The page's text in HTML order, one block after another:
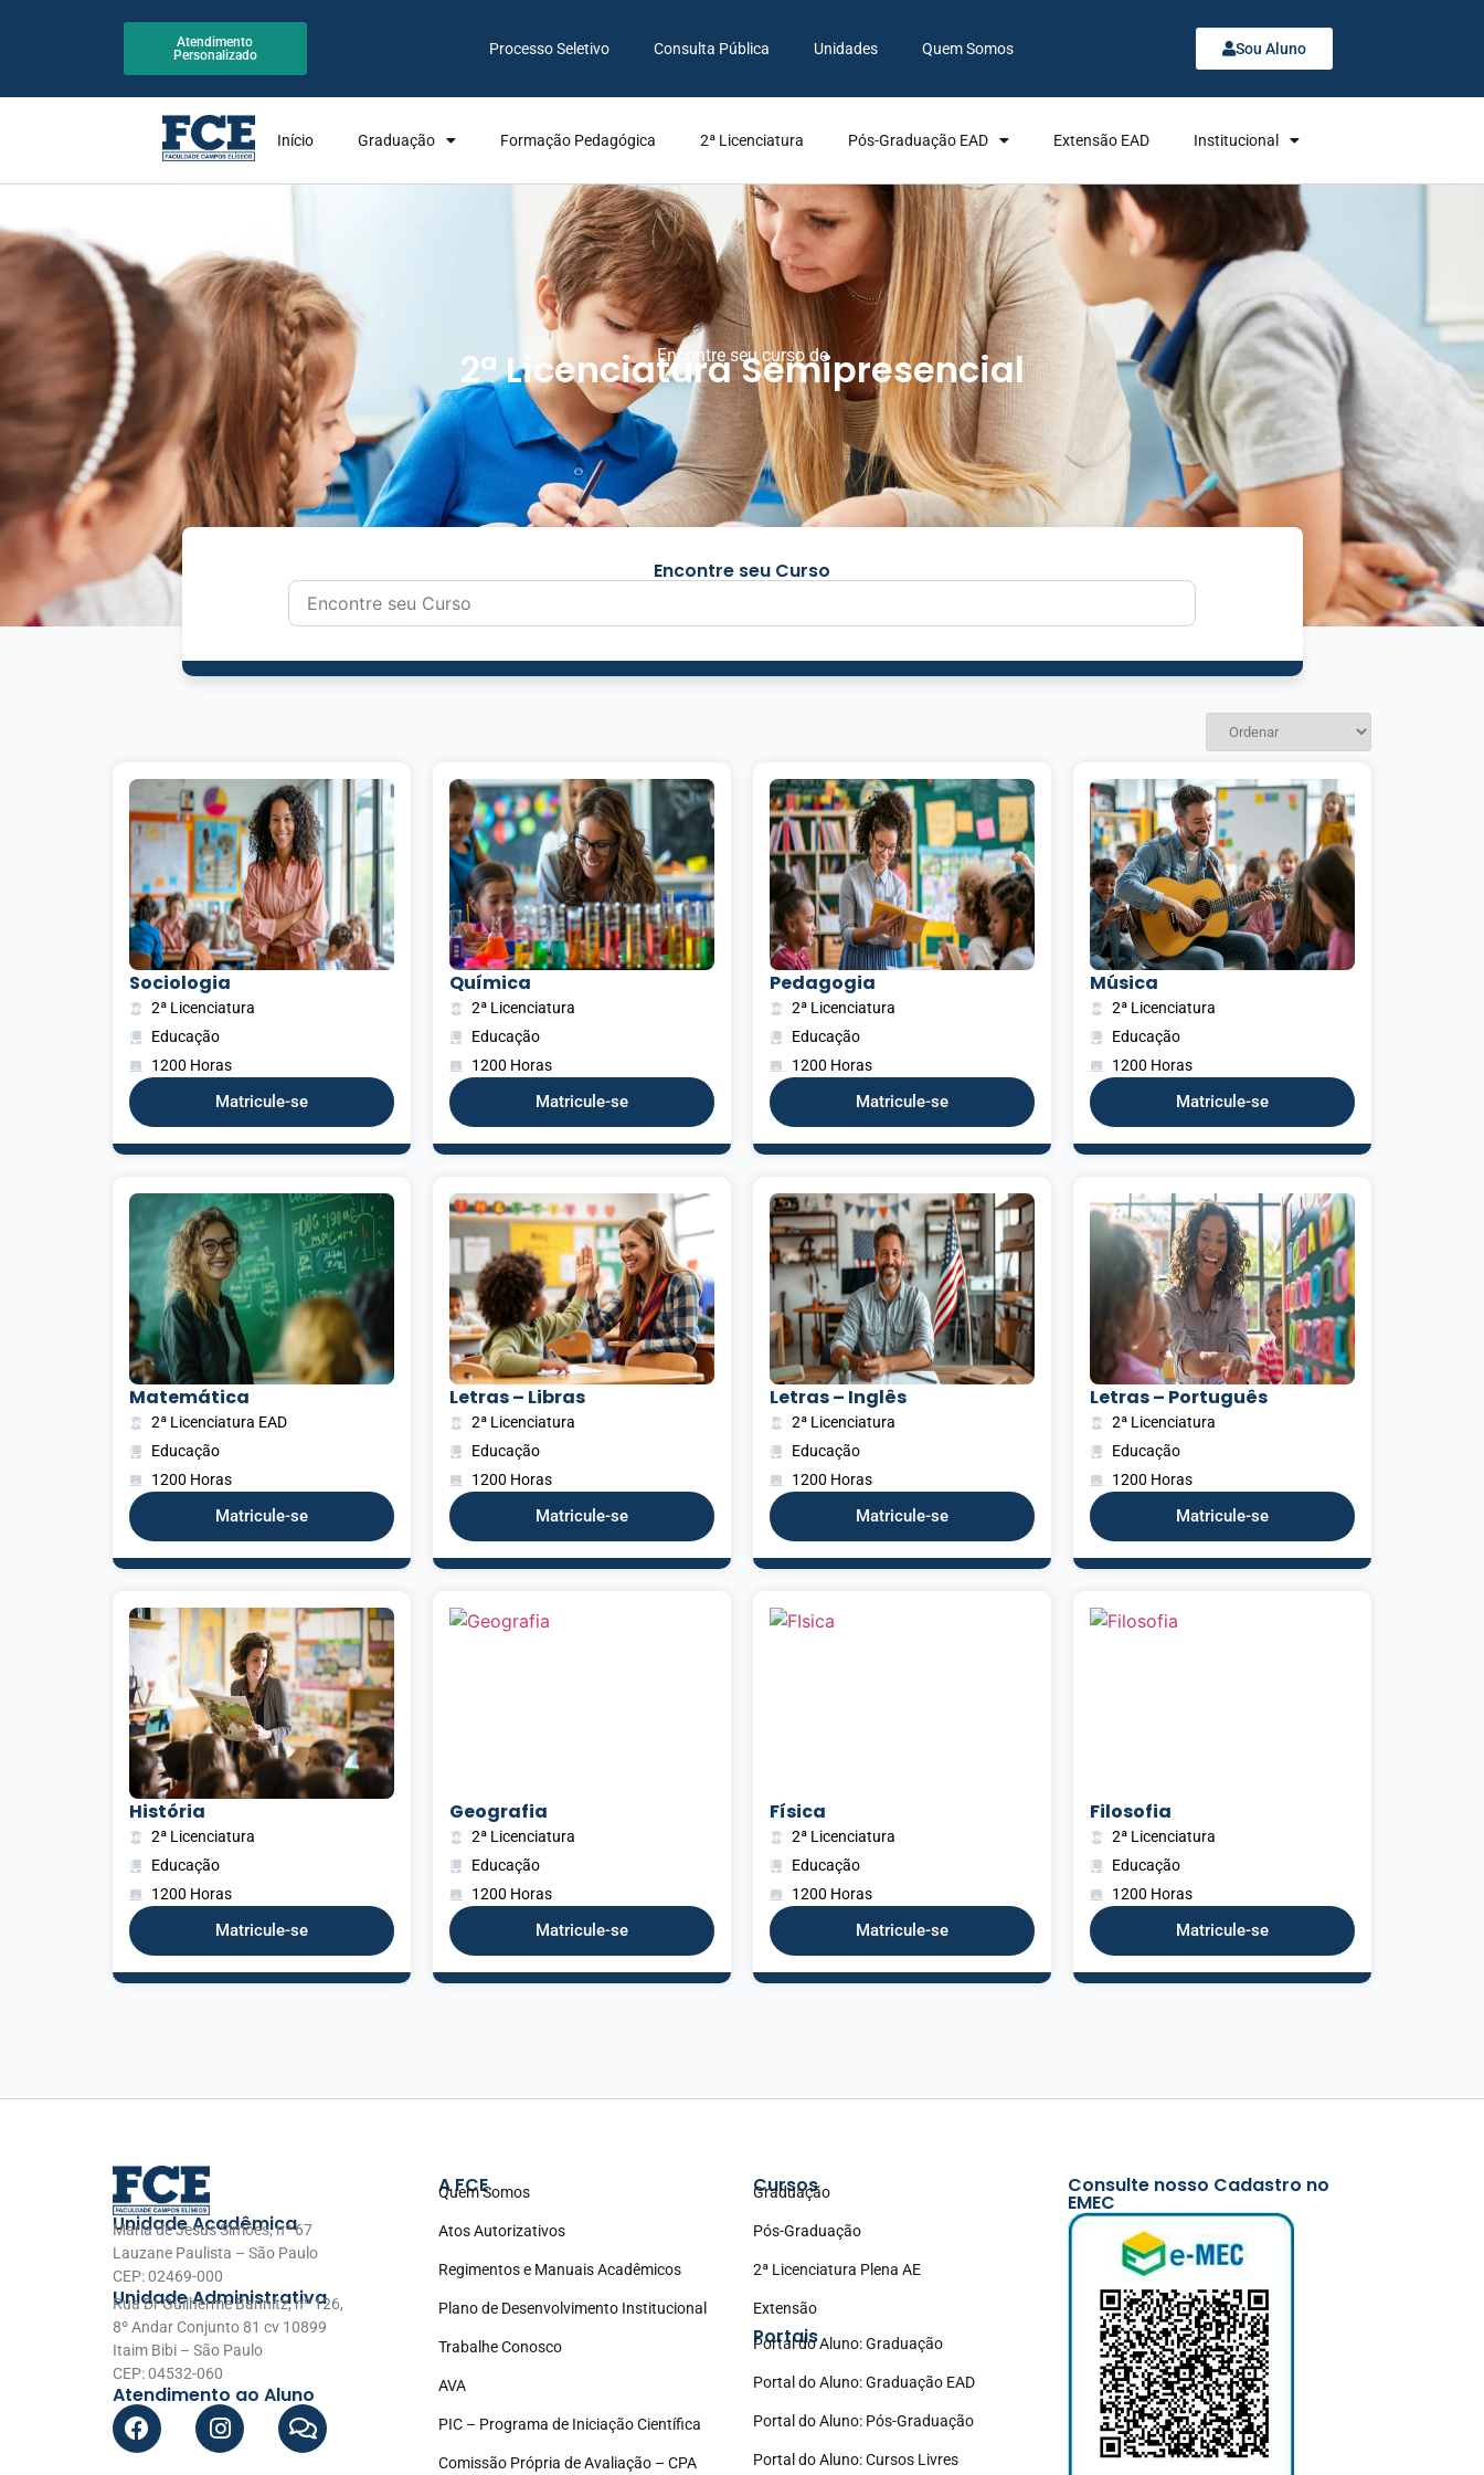
Atendimento
Personalizado
Processo Seletivo Consulta Pública Unidades Quem Somos Sou Aluno
Início Graduação Formação Pedagógica 2ª Licenciatura Pós-Graduação EAD Extensão EAD Institucional
Encontre seu curso de
2ª Licenciatura Semipresencial
Encontre seu Curso
Sociologia
2ª Licenciatura
Educação
1200 Horas
Matricule-se
Química
2ª Licenciatura
Educação
1200 Horas
Matricule-se
Pedagogia
2ª Licenciatura
Educação
1200 Horas
Matricule-se
Música
2ª Licenciatura
Educação
1200 Horas
Matricule-se
Matemática
2ª Licenciatura EAD
Educação
1200 Horas
Matricule-se
Letras – Libras
2ª Licenciatura
Educação
1200 Horas
Matricule-se
Letras – Inglês
2ª Licenciatura
Educação
1200 Horas
Matricule-se
Letras – Português
2ª Licenciatura
Educação
1200 Horas
Matricule-se
História
2ª Licenciatura
Educação
1200 Horas
Matricule-se
Geografia
2ª Licenciatura
Educação
1200 Horas
Matricule-se
Física
2ª Licenciatura
Educação
1200 Horas
Matricule-se
Filosofia
2ª Licenciatura
Educação
1200 Horas
Matricule-se
Unidade Acadêmica
Maria de Jesus Simões, nº 67
Lauzane Paulista – São Paulo
CEP: 02469-000
Unidade Administrativa
Rua Dr Guilherme Bannitz, nº 126,
8º Andar Conjunto 81 cv 10899
Itaim Bibi – São Paulo
CEP: 04532-060
Atendimento ao Aluno
A FCE
Quem Somos
Atos Autorizativos
Regimentos e Manuais Acadêmicos
Plano de Desenvolvimento Institucional
Trabalhe Conosco
AVA
PIC – Programa de Iniciação Científica
Comissão Própria de Avaliação – CPA
Cursos
Graduação
Pós-Graduação
2ª Licenciatura Plena AE
Extensão
Portais
Portal do Aluno: Graduação
Portal do Aluno: Graduação EAD
Portal do Aluno: Pós-Graduação
Portal do Aluno: Cursos Livres
Consulte nosso Cadastro no
EMEC